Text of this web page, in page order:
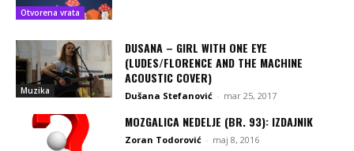
Otvorena vrata
Muzika
DUSANA – GIRL WITH ONE EYE
(LUDES/FLORENCE AND THE MACHINE
ACOUSTIC COVER)
Dušana Stefanović - mar 25, 2017
MOZGALICA NEDELJE (BR. 93): IZDAJNIK
Zoran Todorović - maj 8, 2016